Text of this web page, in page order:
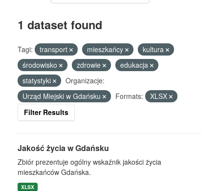
1 dataset found
Tagi: transport mieszkańcy
kultura
środowisko
zdrowie
edukacja
statystyki
Organizacje:
Urząd Miejski w Gdańsku
Formats:
XLSX
Filter Results
Jakość życia w Gdańsku
Zbiór prezentuje ogólny wskaźnik jakości życia
mieszkańców Gdańska.
XLSX